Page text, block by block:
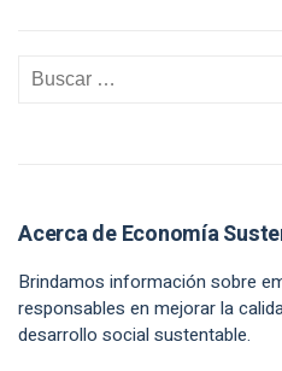
Acerca de Economía
Brindamos información sobre
responsables en mejorar la
desarrollo social sustentable.